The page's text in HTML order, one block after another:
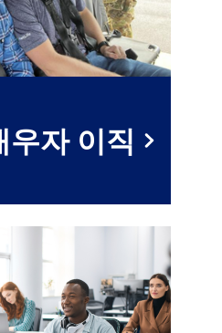
우자 이직